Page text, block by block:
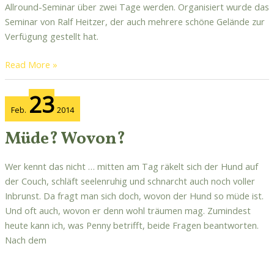
Allround-Seminar über zwei Tage werden. Organisiert wurde das
Seminar von Ralf Heitzer, der auch mehrere schöne Gelände zur
Verfügung gestellt hat.
Read More »
Feb. 23 2014
Müde? Wovon?
Wer kennt das nicht … mitten am Tag räkelt sich der Hund auf
der Couch, schläft seelenruhig und schnarcht auch noch voller
Inbrunst. Da fragt man sich doch, wovon der Hund so müde ist.
Und oft auch, wovon er denn wohl träumen mag. Zumindest
heute kann ich, was Penny betrifft, beide Fragen beantworten.
Nach dem
Müde?
Wovon?